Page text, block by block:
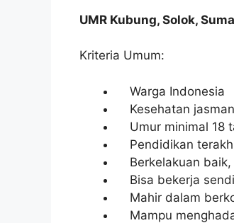
UMR Kubung, Solok,
Kriteria Umum:
Warga Indonesia
Kesehatan
Umur minimal 18
Pendidikan
Berkelakuan baik,
Bisa bekerja
Mahir dalam
Mampu